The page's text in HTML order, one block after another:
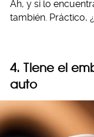
Ah, y si lo
también. Práctico,
4. Tiene el
auto